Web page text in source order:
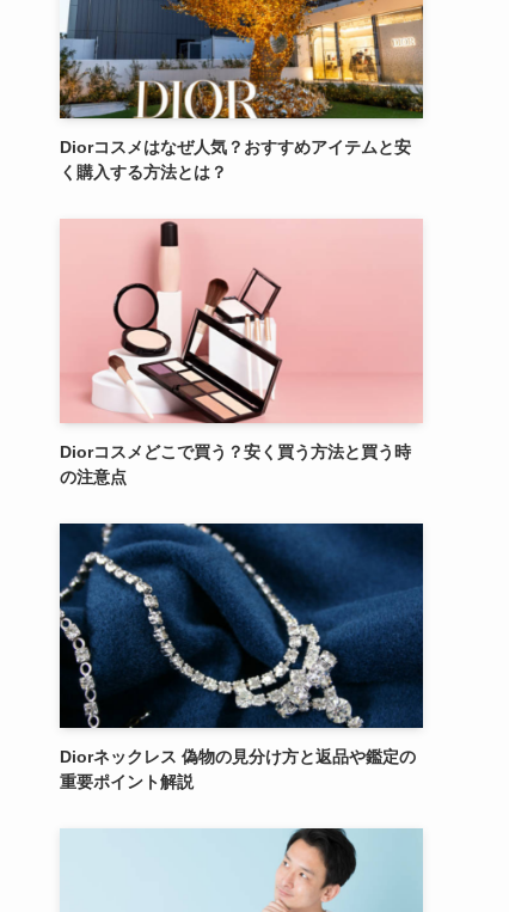
Diorコスメはなぜ人気？おすすめアイテムと安
く購入する方法とは？
Diorコスメどこで買う？安く買う方法と買う時
の注意点
Diorネックレス 偽物の見分け方と返品や鑑定の
重要ポイント解説